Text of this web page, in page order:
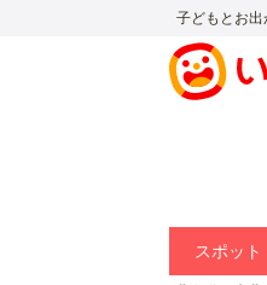
子どもとお出
スポット